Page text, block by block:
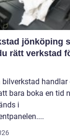
jönköping så
rätt verkstad
bilverkstad handlar
bara boka en tid
i